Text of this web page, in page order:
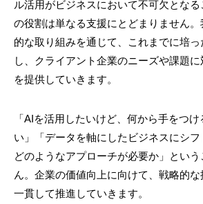
ル活用がビジネスにおいて不可欠とな
の役割は単なる支援にとどまりません
的な取り組みを通じて、これまでに培
し、クライアント企業のニーズや課題
を提供していきます。
「AIを活用したいけど、何から手をつ
い」「データを軸にしたビジネスにシ
どのようなアプローチが必要か」とい
ん。企業の価値向上に向けて、戦略的
一貫して推進していきます。